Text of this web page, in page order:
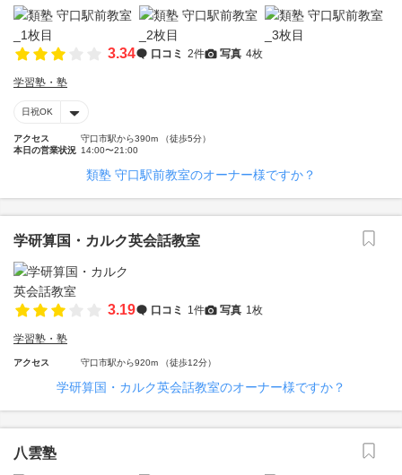
3.34 口コミ 2件 写真 4枚
学習塾・塾
日祝OK
アクセス
守口市駅から390m （徒歩5分）
本日の営業状況 14:00〜21:00
類塾 守口駅前教室のオーナー様ですか？
学研算国・カルク英会話教室
3.19 口コミ 1件 写真 1枚
学習塾・塾
アクセス 守口市駅から920m （徒歩12分）
学研算国・カルク英会話教室のオーナー様ですか？
八雲塾